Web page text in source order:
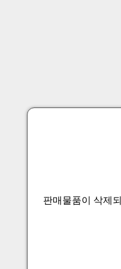
판매물품이 삭제